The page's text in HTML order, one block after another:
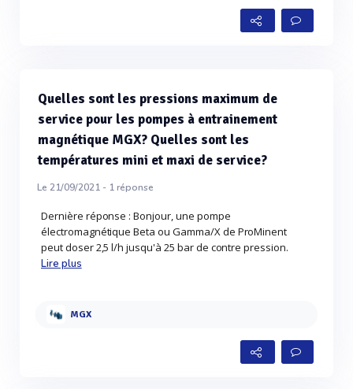
Quelles sont les pressions maximum de
service pour les pompes à entrainement
magnétique MGX? Quelles sont les
températures mini et maxi de service?
Le 21/09/2021 - 1réponse
Dernière réponse : Bonjour, une pompe
électromagnétique Beta ou Gamma/X de ProMinent
peut doser 2,5 l/h jusqu'à 25 bar de contre pression.
Lire plus
MGX